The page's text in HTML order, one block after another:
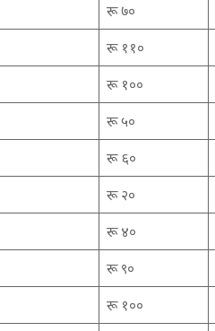
रू ७०
रू ११०
रू १००
रू ५०
रू ६०
रू २०
रू ४०
रू ९०
रू १००